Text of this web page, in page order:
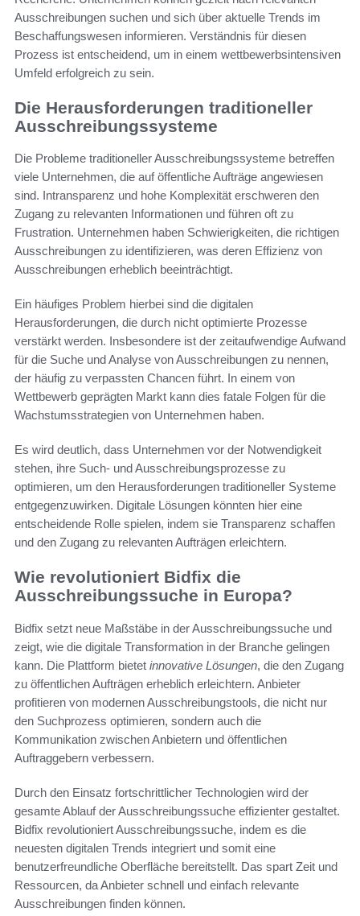
Ausschreibungen suchen und sich über aktuelle Trends im
Beschaffungswesen informieren. Verständnis für diesen
Prozess ist entscheidend, um in einem wettbewerbsintensiven
Umfeld erfolgreich zu sein.
Die Herausforderungen traditioneller
Ausschreibungssysteme
Die Probleme traditioneller Ausschreibungssysteme betreffen
viele Unternehmen, die auf öffentliche Aufträge angewiesen
sind. Intransparenz und hohe Komplexität erschweren den
Zugang zu relevanten Informationen und führen oft zu
Frustration. Unternehmen haben Schwierigkeiten, die richtigen
Ausschreibungen zu identifizieren, was deren Effizienz von
Ausschreibungen erheblich beeinträchtigt.
Ein häufiges Problem hierbei sind die digitalen
Herausforderungen, die durch nicht optimierte Prozesse
verstärkt werden. Insbesondere ist der zeitaufwendige Aufwand
für die Suche und Analyse von Ausschreibungen zu nennen,
der häufig zu verpassten Chancen führt. In einem von
Wettbewerb geprägten Markt kann dies fatale Folgen für die
Wachstumsstrategien von Unternehmen haben.
Es wird deutlich, dass Unternehmen vor der Notwendigkeit
stehen, ihre Such- und Ausschreibungsprozesse zu
optimieren, um den Herausforderungen traditioneller Systeme
entgegenzuwirken. Digitale Lösungen könnten hier eine
entscheidende Rolle spielen, indem sie Transparenz schaffen
und den Zugang zu relevanten Aufträgen erleichtern.
Wie revolutioniert Bidfix die
Ausschreibungssuche in Europa?
Bidfix setzt neue Maßstäbe in der Ausschreibungssuche und
zeigt, wie die digitale Transformation in der Branche gelingen
kann. Die Plattform bietet innovative Lösungen, die den Zugang
zu öffentlichen Aufträgen erheblich erleichtern. Anbieter
profitieren von modernen Ausschreibungstools, die nicht nur
den Suchprozess optimieren, sondern auch die
Kommunikation zwischen Anbietern und öffentlichen
Auftraggebern verbessern.
Durch den Einsatz fortschrittlicher Technologien wird der
gesamte Ablauf der Ausschreibungssuche effizienter gestaltet.
Bidfix revolutioniert Ausschreibungssuche, indem es die
neuesten digitalen Trends integriert und somit eine
benutzerfreundliche Oberfläche bereitstellt. Das spart Zeit und
Ressourcen, da Anbieter schnell und einfach relevante
Ausschreibungen finden können.